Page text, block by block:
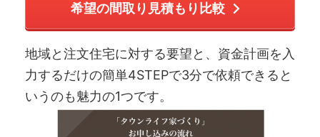
希望の間取り見積もり比較
地域と注文住宅に対する要望と、資金計画を入
力するだけの簡単4STEPで3分で依頼できると
いうのも魅力の1つです。